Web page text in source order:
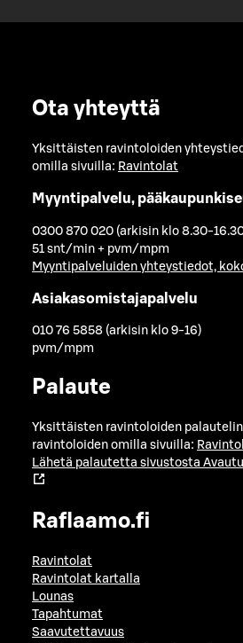
Ota yhteyttä
Yksittäisten ravintoloiden
omilla sivuilla: Ravintolat
Myyntipalvelu,
0300 870 020 (arkisin klo 8.30-
51 snt/min + pvm/mpm
Myyntipalveluiden yhteystiedot,
Asiakasomistajapalvelu
010 76 5858 (arkisin klo 9-16)
pvm/mpm
Palaute
Yksittäisten ravintoloiden
ravintoloiden omilla sivuilla:
Lähetä palautetta sivustosta
Raflaamo.fi
Ravintolat
Ravintolat kartalla
Lounas
Tapahtumat
Saavutettavuus